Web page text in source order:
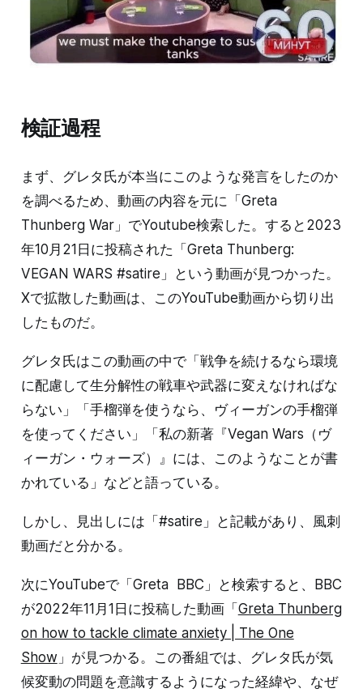
検証過程
まず、グレタ氏が本当にこのような発言をしたのか
を調べるため、動画の内容を元に「Greta
Thunberg War」でYoutube検索した。すると2023
年10月21日に投稿された「Greta Thunberg:
VEGAN WARS #satire」という動画が見つかった。
Xで拡散した動画は、このYouTube動画から切り出
したものだ。
グレタ氏はこの動画の中で「戦争を続けるなら環境
に配慮して生分解性の戦車や武器に変えなければな
らない」「手榴弾を使うなら、ヴィーガンの手榴弾
を使ってください」「私の新著『Vegan Wars（ヴ
ィーガン・ウォーズ）』には、このようなことが書
かれている」などと語っている。
しかし、見出しには「#satire」と記載があり、風刺
動画だと分かる。
次にYouTubeで「Greta BBC」と検索すると、BBC
が2022年11月1日に投稿した動画「Greta Thunberg
on how to tackle climate anxiety | The One
Show 」が見つかる。この番組では、グレタ氏が気
候変動の問題を意識するようになった経緯や、なぜ